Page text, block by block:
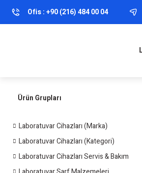
Ofis :+90 (216) 484 00 04
Ürün Grupları
Laboratuvar Cihazları (Marka)
Laboratuvar Cihazları (Kategori)
Laboratuvar Cihazları Servis & Bakım